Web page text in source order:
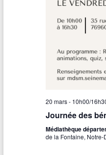
20 mars - 10h00/
Journée des
Médiathèque
de la Fontaine,